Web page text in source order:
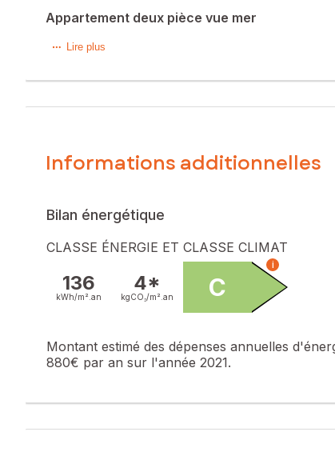
Appartement deux pièce vue mer
Situé à Grasse dans une petite copropriété au
Il se compose d'une entrée, d'une cuisine équipée
Une place de parking extérieure vient compléter le
Les informations sur les risques auxquels ce bien est
Prix de vente : 173 000 €
Contactez votre conseiller SAFTI : Sandrine
Lire plus
Informations additionnelles
Bilan énergétique
CLASSE ÉNERGIE ET CLASSE CLIMAT
136
kWh/m². an
4*
kgCO₂/m². an C
i
Montant estimé des dépenses annuelles
880€ par an sur l'année 2021.